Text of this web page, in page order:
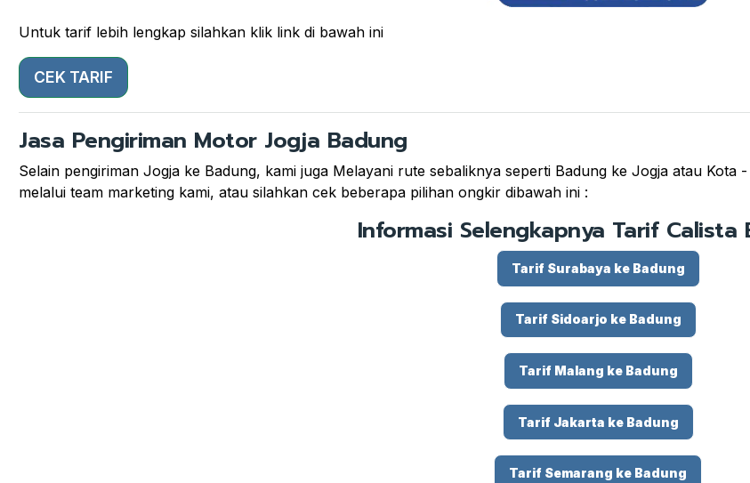
Untuk tarif lebih lengkap silahkan klik link di bawah ini
CEK TARIF
Jasa Pengiriman Motor Jogja Badung
Selain pengiriman Jogja ke Badung, kami juga Melayani rute sebaliknya seperti Badung ke Jogja atau
melalui team marketing kami, atau silahkan cek beberapa pilihan ongkir dibawah ini :
Informasi Selengkapnya Tarif Calista
Tarif Surabaya ke Badung
Tarif Sidoarjo ke Badung
Tarif Malang ke Badung
Tarif Jakarta ke Badung
Tarif Semarang ke Badung